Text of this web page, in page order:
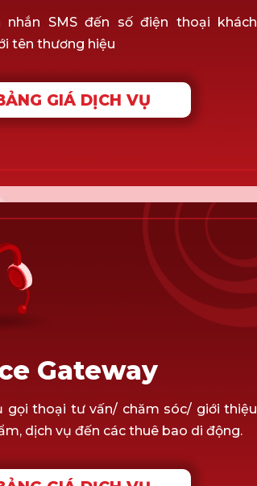
nhắn SMS đến số điện thoại khách
tên thương hiệu
GIÁ DỊCH VỤ
Gateway
gọi thoại tư vấn/ chăm sóc/ giới thiệu
dịch vụ đến các thuê bao di động.